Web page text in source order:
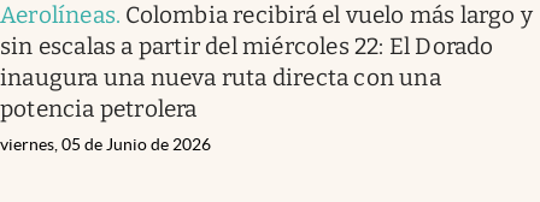
Aerolíneas. Colombia recibirá el vuelo más largo y
sin escalas a partir del miércoles 22: El Dorado
inaugura una nueva ruta directa con una
potencia petrolera
viernes, 05 de Junio de 2026